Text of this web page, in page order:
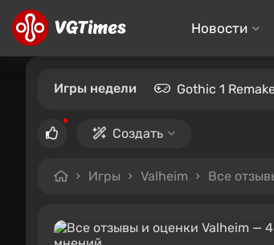
Новости
Игры недели Gothic 1
Создать
Игры Valheim Все